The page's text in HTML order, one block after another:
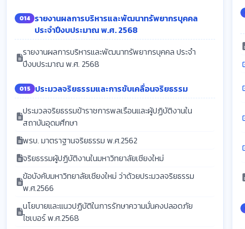
O14
รายงานผลการบริหารและพัฒนาทรัพยากรบุคคล
ประจำปีงบประมาณ พ.ศ. 2568
รายงานผลการบริหารและพัฒนาทรัพยากรบุคคล ประจำ
ปีงบประมาณ พ.ศ. 2568
O15
ประมวลจริยธรรมและการขับเคลื่อนจริยธรรม
ประมวลจริยธรรมข้าราชการพลเรือนและผู้ปฏิบัติงานใน
สถาบันอุดมศึกษา
พรบ. มาตราฐานจริยธรรม พ.ศ.2562
จริยธรรมผู้ปฏิบัติงานในมหาวิทยาลัยเชียงใหม่
ข้อบังคับมหาวิทยาลัยเชียงใหม่ ว่าด้วยประมวลจริยธรรม
พ.ศ.2566
นโยบายและแนวปฏิบัติในการรักษาความมั่นคงปลอดภัย
ไซเบอร์ พ.ศ.2568